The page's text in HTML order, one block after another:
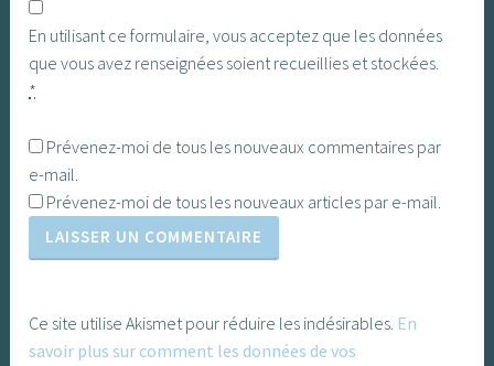
En utilisant ce formulaire, vous acceptez que les données
que vous avez renseignées soient recueillies et stockées.
*
Prévenez-moi de tous les nouveaux commentaires par
e-mail.
Prévenez-moi de tous les nouveaux articles par e-mail.
Ce site utilise Akismet pour réduire les indésirables. En
savoir plus sur comment les données de vos